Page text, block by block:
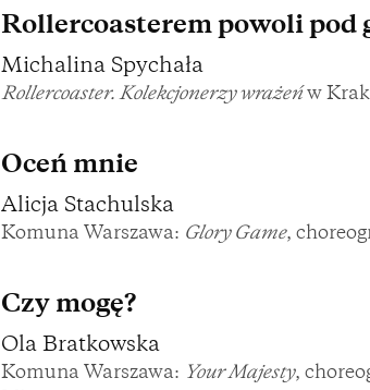
Rollercoasterem powoli pod
Michalina Spychała
Rollercoaster. Kolekcjonerzy wrażeń w
Oceń mnie
Alicja Stachulska
Komuna Warszawa: Glory Game,
Czy mogę?
Ola Bratkowska
Komuna Warszawa: Your Majesty,